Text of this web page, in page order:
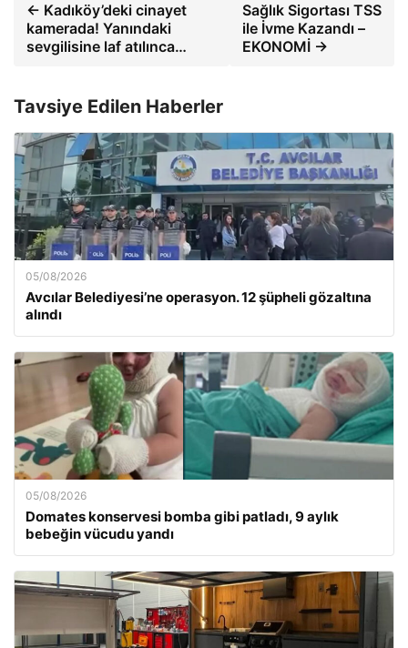
← Kadıköy’deki cinayet
kamerada! Yanındaki
sevgilisine laf atılınca…
Sağlık Sigortası TSS
ile İvme Kazandı –
EKONOMİ →
Tavsiye Edilen Haberler
05/08/2026
Avcılar Belediyesi’ne operasyon. 12 şüpheli gözaltına
alındı
05/08/2026
Domates konservesi bomba gibi patladı, 9 aylık
bebeğin vücudu yandı